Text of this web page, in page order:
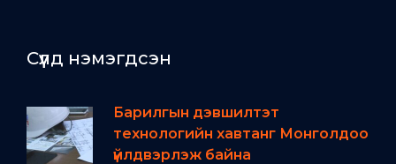
Сүүлд нэмэгдсэн
Барилгын дэвшилтэт
технологийн хавтанг Монголдоо
үйлдвэрлэж байна